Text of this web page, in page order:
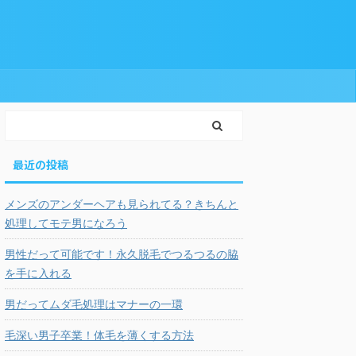
最近の投稿
メンズのアンダーヘアも見られてる？きちんと
処理してモテ男になろう
男性だって可能です！永久脱毛でつるつるの脇
を手に入れる
男だってムダ毛処理はマナーの一環
毛深い男子卒業！体毛を薄くする方法